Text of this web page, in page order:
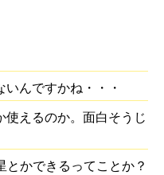
んですかね・・・
えるのか。面白そうじ
とかできるってことか？